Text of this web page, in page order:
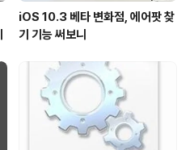
iOS 10.3 베타 변화점, 에어팟 찾
기 기능 써보니